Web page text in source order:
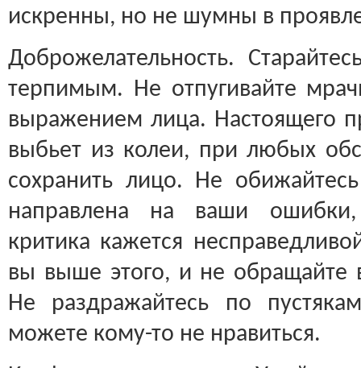
искренны, но не шумны в
Доброжелательность.
терпимым. Не отпугивайте
выражением лица. Настоящего
выбьет из колеи, при любых
сохранить лицо. Не
направлена на ваши ошибки,
критика кажется
вы выше этого, и не обращайте
Не раздражайтесь по
можете кому-то не нравиться.